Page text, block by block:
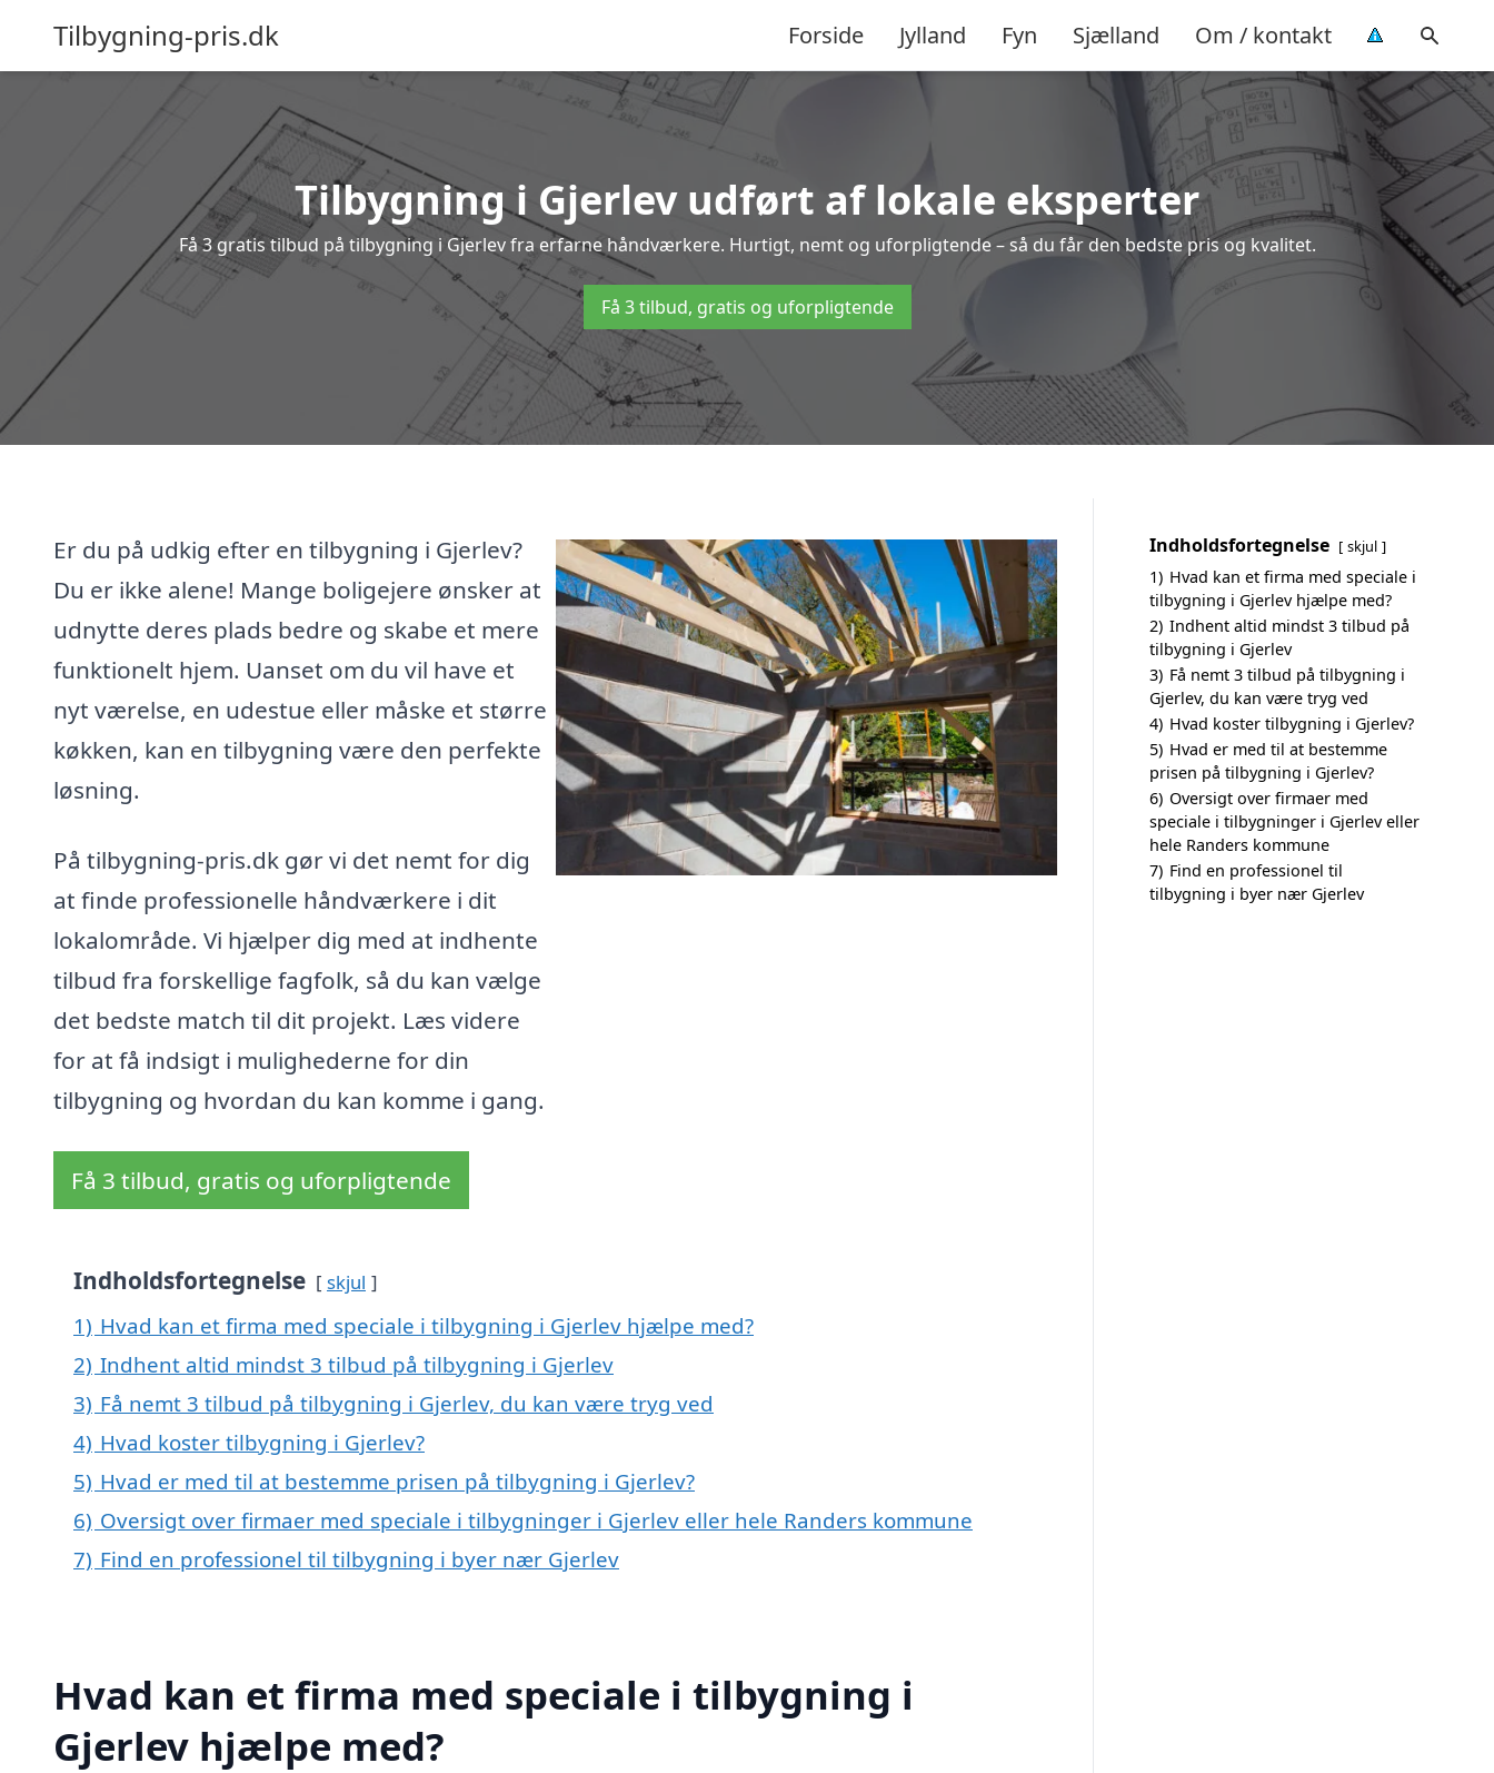
Tilbygning-pris.dk Forside Jylland Fyn Sjælland Om / kontakt
Tilbygning i Gjerlev udført af lokale eksperter
Få 3 gratis tilbud på tilbygning i Gjerlev fra erfarne håndværkere. Hurtigt, nemt og uforpligtende – så du får den bedste pris og kvalitet.
Få 3 tilbud, gratis og uforpligtende
Er du på udkig efter en tilbygning i Gjerlev?
Du er ikke alene! Mange boligejere ønsker at
udnytte deres plads bedre og skabe et mere
funktionelt hjem. Uanset om du vil have et
nyt værelse, en udestue eller måske et større
køkken, kan en tilbygning være den perfekte
løsning.
På tilbygning-pris.dk gør vi det nemt for dig
at finde professionelle håndværkere i dit
lokalområde. Vi hjælper dig med at indhente
tilbud fra forskellige fagfolk, så du kan vælge
det bedste match til dit projekt. Læs videre
for at få indsigt i mulighederne for din
tilbygning og hvordan du kan komme i gang.
Få 3 tilbud, gratis og uforpligtende
Indholdsfortegnelse skjul
1) Hvad kan et firma med speciale i tilbygning i Gjerlev hjælpe med?
2) Indhent altid mindst 3 tilbud på tilbygning i Gjerlev
3) Få nemt 3 tilbud på tilbygning i Gjerlev, du kan være tryg ved
4) Hvad koster tilbygning i Gjerlev?
5) Hvad er med til at bestemme prisen på tilbygning i Gjerlev?
6) Oversigt over firmaer med speciale i tilbygninger i Gjerlev eller hele Randers kommune
7) Find en professionel til tilbygning i byer nær Gjerlev
Hvad kan et firma med speciale i tilbygning i
Gjerlev hjælpe med?
Indholdsfortegnelse skjul
1) Hvad kan et firma med speciale i
tilbygning i Gjerlev hjælpe med?
2) Indhent altid mindst 3 tilbud på
tilbygning i Gjerlev
3) Få nemt 3 tilbud på tilbygning i
Gjerlev, du kan være tryg ved
4) Hvad koster tilbygning i Gjerlev?
5) Hvad er med til at bestemme
prisen på tilbygning i Gjerlev?
6) Oversigt over firmaer med
speciale i tilbygninger i Gjerlev eller
hele Randers kommune
7) Find en professionel til
tilbygning i byer nær Gjerlev